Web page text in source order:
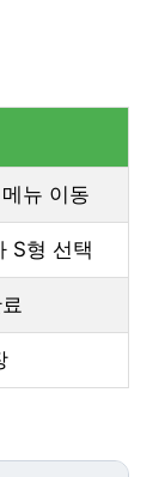
뉴 이동
S형 선택